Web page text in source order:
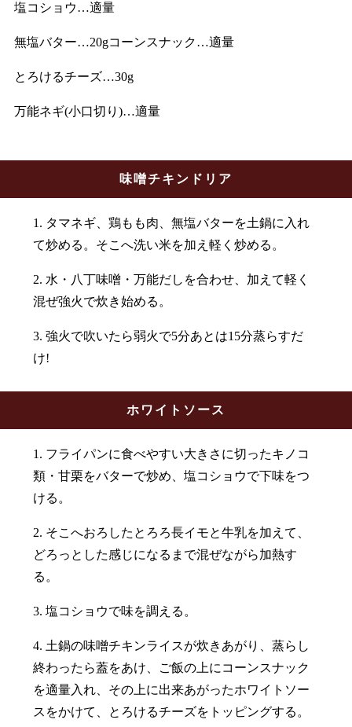
塩コショウ…適量
無塩バター…20gコーンスナック…適量
とろけるチーズ…30g
万能ネギ(小口切り)…適量
味噌チキンドリア
1. タマネギ、鶏もも肉、無塩バターを土鍋に入れ
て炒める。そこへ洗い米を加え軽く炒める。
2. 水・八丁味噌・万能だしを合わせ、加えて軽く
混ぜ強火で炊き始める。
3. 強火で吹いたら弱火で5分あとは15分蒸らすだ
け!
ホワイトソース
1. フライパンに食べやすい大きさに切ったキノコ
類・甘栗をバターで炒め、塩コショウで下味をつ
ける。
2. そこへおろしたとろろ長イモと牛乳を加えて、
どろっとした感じになるまで混ぜながら加熱す
る。
3. 塩コショウで味を調える。
4. 土鍋の味噌チキンライスが炊きあがり、蒸らし
終わったら蓋をあけ、ご飯の上にコーンスナック
を適量入れ、その上に出来あがったホワイトソー
スをかけて、とろけるチーズをトッピングする。